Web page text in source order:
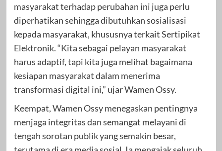
masyarakat terhadap perubahan ini juga perlu
diperhatikan sehingga dibutuhkan sosialisasi
kepada masyarakat, khususnya terkait Sertipikat
Elektronik. “Kita sebagai pelayan masyarakat
harus adaptif, tapi kita juga melihat bagaimana
kesiapan masyarakat dalam menerima
transformasi digital ini,” ujar Wamen Ossy.
Keempat, Wamen Ossy menegaskan pentingnya
menjaga integritas dan semangat melayani di
tengah sorotan publik yang semakin besar,